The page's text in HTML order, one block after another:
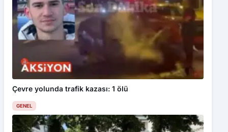
Çevre yolunda trafik kazası: 1 ölü
GENEL